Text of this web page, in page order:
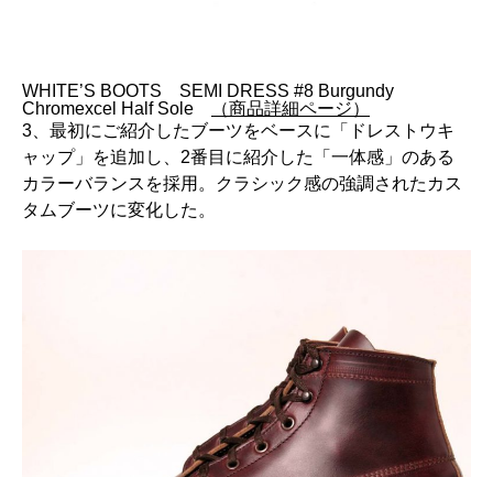
WHITE’S BOOTS SEMI DRESS #8 Burgundy
Chromexcel Half Sole
（商品詳細ページ）
3、最初にご紹介したブーツをベースに「ドレストウキ
ャップ」を追加し、2番目に紹介した「一体感」のある
カラーバランスを採用。クラシック感の強調されたカス
タムブーツに変化した。